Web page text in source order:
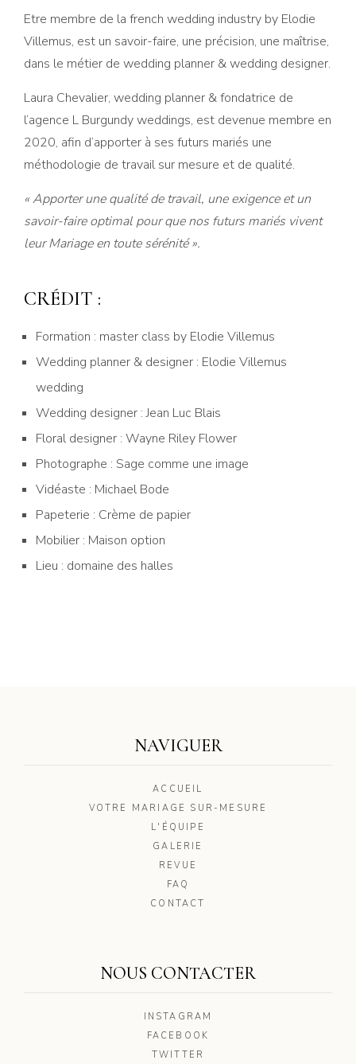
Etre membre de la french wedding industry by Elodie
Villemus, est un savoir-faire, une précision, une maîtrise,
dans le métier de wedding planner & wedding designer.
Laura Chevalier, wedding planner & fondatrice de
l’agence L Burgundy weddings, est devenue membre en
2020, afin d’apporter à ses futurs mariés une
méthodologie de travail sur mesure et de qualité.
« Apporter une qualité de travail, une exigence et un
savoir-faire optimal pour que nos futurs mariés vivent
leur Mariage en toute sérénité ».
CRÉDIT :
Formation : master class by Elodie Villemus
Wedding planner & designer : Elodie Villemus
wedding
Wedding designer : Jean Luc Blais
Floral designer : Wayne Riley Flower
Photographe : Sage comme une image
Vidéaste : Michael Bode
Papeterie : Crème de papier
Mobilier : Maison option
Lieu : domaine des halles
NAVIGUER
ACCUEIL
VOTRE MARIAGE SUR-MESURE
L'ÉQUIPE
GALERIE
REVUE
FAQ
CONTACT
NOUS CONTACTER
INSTAGRAM
FACEBOOK
TWITTER